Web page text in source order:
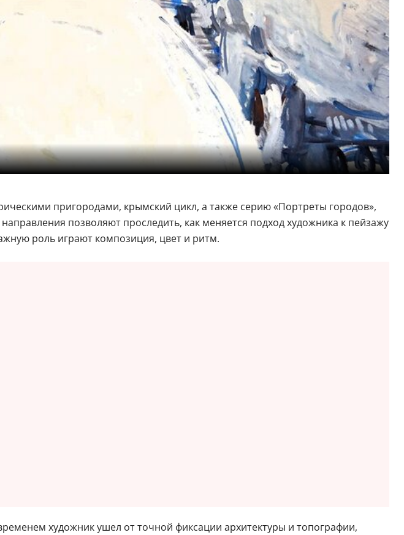
пригородами, крымский цикл, а также серию «Портреты городов»,
позволяют проследить, как меняется подход художника к пейзажу
роль играют композиция, цвет и ритм.
художник ушел от точной фиксации архитектуры и топографии,